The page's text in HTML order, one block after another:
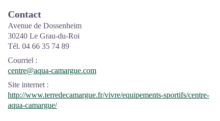
Contact
Avenue de Dossenheim
30240 Le Grau-du-Roi
Tél. 04 66 35 74 89
Courriel :
centre@aqua-camargue.com
Site internet :
http://www.terredecamargue.fr/vivre/equipements-sportifs/centre-
aqua-camargue/